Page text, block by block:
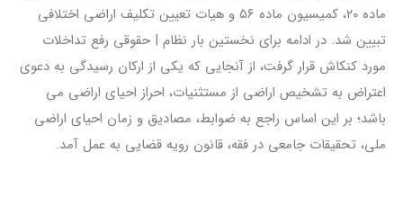
ماده ۲۰، کمیسیون ماده ۵۶ و هیات تعیین تکلیف اراضی اختلافی
تبیین شد. در ادامه برای نخستین بار نظام | حقوقی رفع تداخلات
مورد کنکاش قرار گرفت، از آنجایی که یکی از ارکان رسیدگی به دعوی
اعتراض به تشخیص اراضی از مستثنیات، احراز احیای اراضی می
باشد؛ بر این اساس راجع به ضوابط، مصادیق و زمان احیای اراضی
ملی، تحقیقات جامعی در فقه، قانون رویه قضایی به عمل آمد.